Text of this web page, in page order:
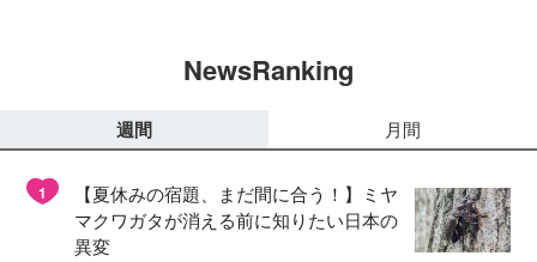
NewsRanking
週間 月間
1
【夏休みの宿題、まだ間に合う！】ミヤ
マクワガタが消える前に知りたい日本の
異変